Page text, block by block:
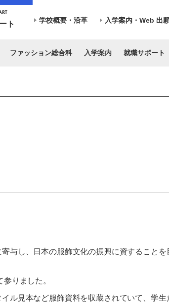
ト 学校概要・沿革 入学案内・Web 出
ファッション総合科 入学案内 就職サポート
与し、日本の服飾文化の振興に資することを
りました。
ル見本など服飾資料を収蔵されていて、学生